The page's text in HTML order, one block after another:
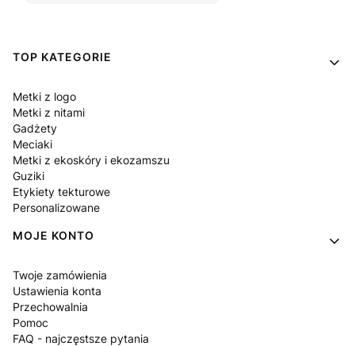
Linki w stopce
TOP KATEGORIE
Metki z logo
Metki z nitami
Gadżety
Meciaki
Metki z ekoskóry i ekozamszu
Guziki
Etykiety tekturowe
Personalizowane
MOJE KONTO
Twoje zamówienia
Ustawienia konta
Przechowalnia
Pomoc
FAQ - najczęstsze pytania